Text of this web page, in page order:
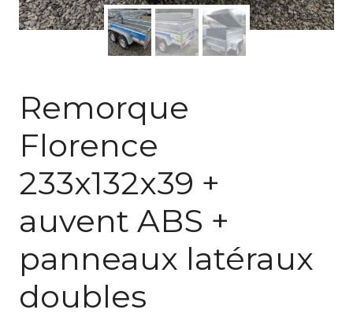
Remorque
Florence
233x132x39 +
auvent ABS +
panneaux latéraux
doubles